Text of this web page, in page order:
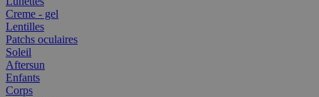
Creme - gel
Lentilles
Patchs oculaires
Soleil
Aftersun
Enfants
Corps